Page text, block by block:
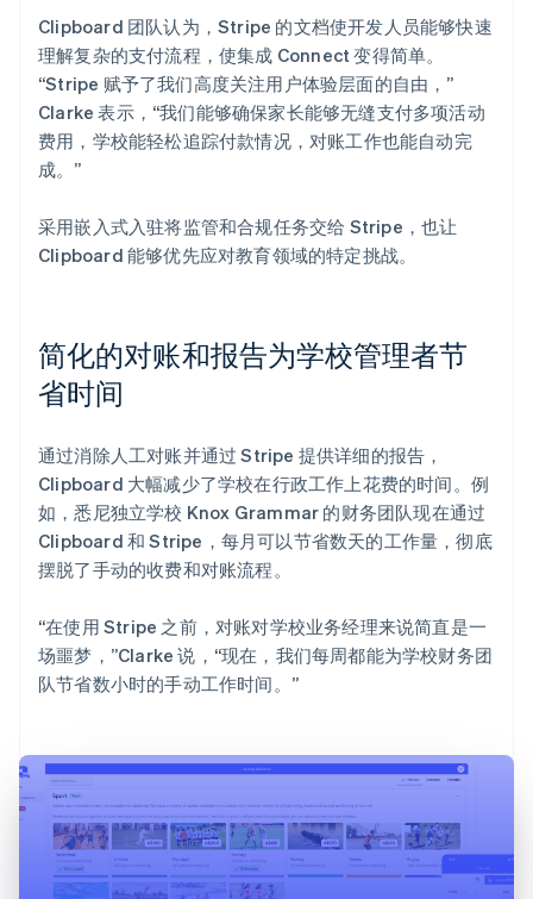
Clipboard 团队认为，Stripe 的文档使开发人员能够快速
理解复杂的支付流程，使集成 Connect 变得简单。
“Stripe 赋予了我们高度关注用户体验层面的自由，”
Clarke 表示，“我们能够确保家长能够无缝支付多项活动
费用，学校能轻松追踪付款情况，对账工作也能自动完
成。”
采用嵌入式入驻将监管和合规任务交给 Stripe，也让
Clipboard 能够优先应对教育领域的特定挑战。
简化的对账和报告为学校管理者节
省时间
通过消除人工对账并通过 Stripe 提供详细的报告，
Clipboard 大幅减少了学校在行政工作上花费的时间。例
如，悉尼独立学校 Knox Grammar 的财务团队现在通过
Clipboard 和 Stripe，每月可以节省数天的工作量，彻底
摆脱了手动的收费和对账流程。
“在使用 Stripe 之前，对账对学校业务经理来说简直是一
场噩梦，”Clarke 说，“现在，我们每周都能为学校财务团
队节省数小时的手动工作时间。”